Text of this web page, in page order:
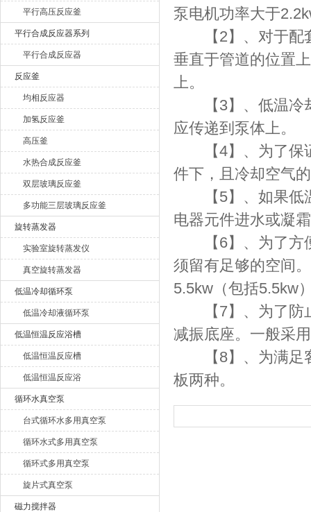
平行高压反应釜
平行合成反应器系列
平行合成反应器
反应釜
均相反应器
加氢反应釜
高压釜
水热合成反应釜
双层玻璃反应釜
多功能三层玻璃反应釜
旋转蒸发器
实验室旋转蒸发仪
真空旋转蒸发器
低温冷却循环泵
低温冷却液循环泵
低温恒温反应浴槽
低温恒温反应槽
低温恒温反应浴
循环水真空泵
台式循环水多用真空泵
循环水式多用真空泵
循环式多用真空泵
旋片式真空泵
磁力搅拌器
泵电机功率大于
【2】、对于配套
垂直于管道的位置
上。
【3】、低温冷却
应传递到泵体上。
【4】、为了保证
件下，且冷却空气
【5】、如果低温
电器元件进水或凝
【6】、为了方便
须留有足够的空间
5.5kw（包括5.5kw
【7】、为了防止
减振底座。一般采
【8】、为满足客
板两种。